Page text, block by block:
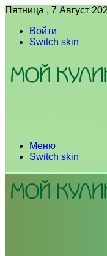
Пятница , 7 Август
Войти
Switch skin
Меню
Switch skin